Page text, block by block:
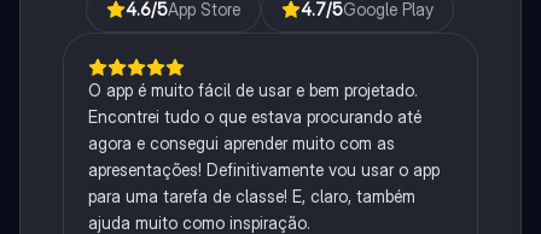
4.6/5App Store 4.7/5Google Play
O app é muito fácil de usar e bem projetado.
Encontrei tudo o que estava procurando até
agora e consegui aprender muito com as
apresentações! Definitivamente vou usar o app
para uma tarefa de classe! E, claro, também
ajuda muito como inspiração.